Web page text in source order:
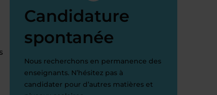
Candidature
spontanée
Nous recherchons en permanence des
enseignants. N’hésitez pas à
candidater pour d’autres matières et